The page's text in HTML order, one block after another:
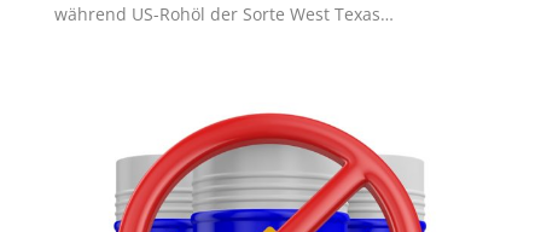
während US-Rohöl der Sorte West Texas…